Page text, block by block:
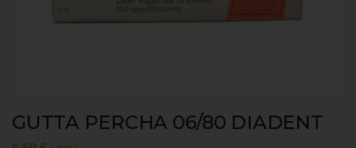
GUTTA PERCHA 06/80 DIADENT